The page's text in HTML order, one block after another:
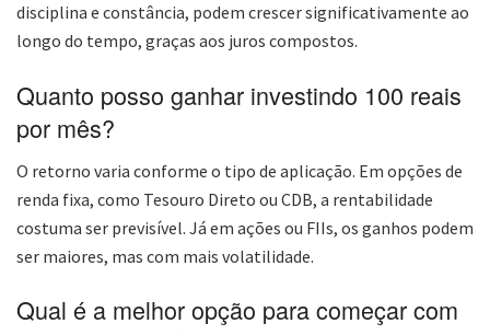
disciplina e constância, podem crescer significativamente ao
longo do tempo, graças aos juros compostos.
Quanto posso ganhar investindo 100 reais
por mês?
O retorno varia conforme o tipo de aplicação. Em opções de
renda fixa, como Tesouro Direto ou CDB, a rentabilidade
costuma ser previsível. Já em ações ou FIIs, os ganhos podem
ser maiores, mas com mais volatilidade.
Qual é a melhor opção para começar com